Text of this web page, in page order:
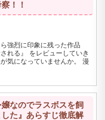
！！
強烈に印象に残った作品
れる』 をレビューしていき
気になっていませんか。 漫
嬢なのでラスボスを飼
した』あらすじ徹底解